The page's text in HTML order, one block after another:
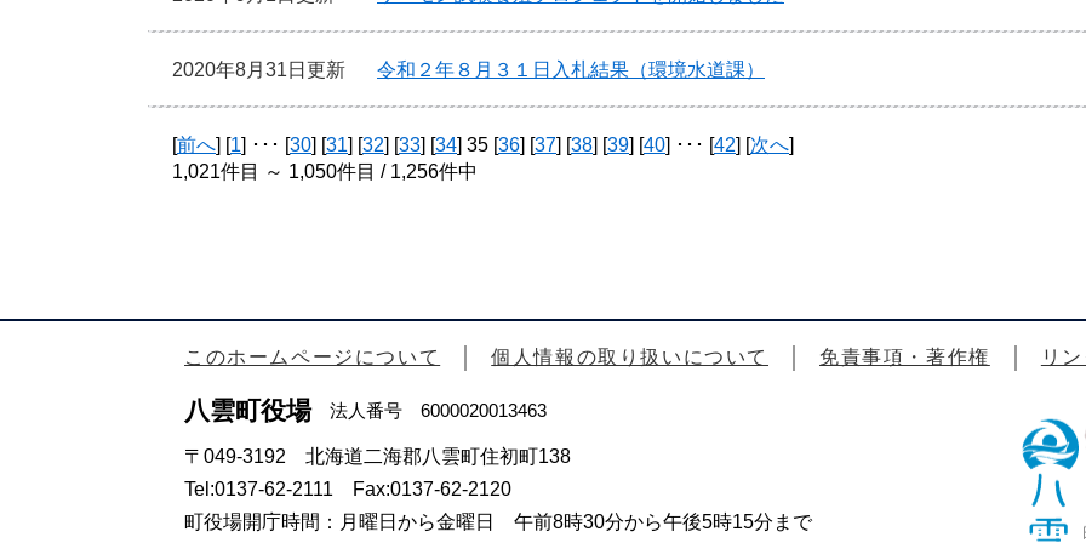
2020年8月31日更新 令和２年８月３１日入札結果（環境水道課）
[前へ] [1] ･･･ [30] [31] [32] [33] [34] 35 [36] [37] [38] [39] [40] ･･･ [42] [次へ]
1,021件目 ～ 1,050件目 / 1,256件中
このホームページについて 個人情報の取り扱いについて 免責事項・著作権 リ
八雲町役場法人番号 6000020013463
〒049-3192 北海道二海郡八雲町住初町138
Tel:0137-62-2111 Fax:0137-62-2120
町役場開庁時間：月曜日から金曜日 午前8時30分から午後5時15分まで